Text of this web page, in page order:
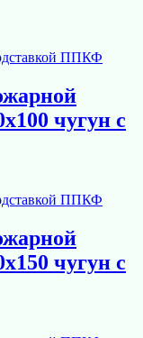
чугун с
чугун с